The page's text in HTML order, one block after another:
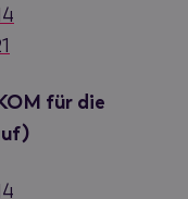
für die